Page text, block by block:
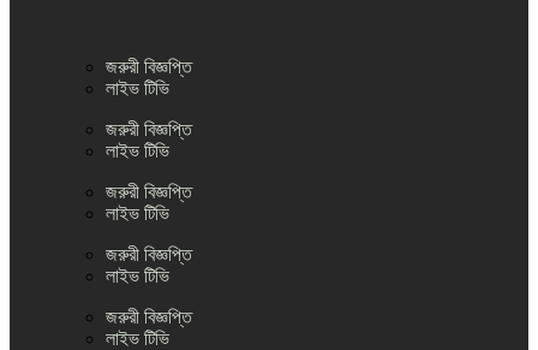
জরুরী বিজ্ঞপ্তি
লাইভ টিভি
জরুরী বিজ্ঞপ্তি
লাইভ টিভি
জরুরী বিজ্ঞপ্তি
লাইভ টিভি
জরুরী বিজ্ঞপ্তি
লাইভ টিভি
জরুরী বিজ্ঞপ্তি
লাইভ টিভি